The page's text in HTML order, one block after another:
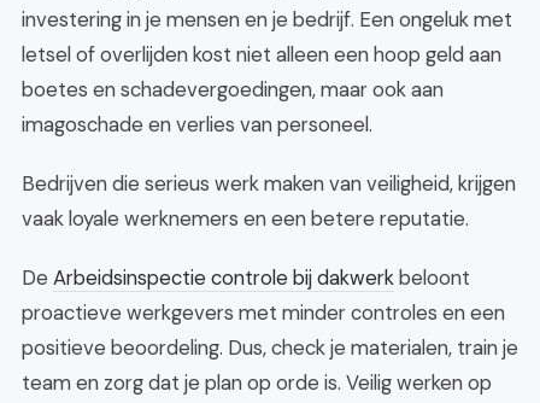
investering in je mensen en je bedrijf. Een ongeluk met
letsel of overlijden kost niet alleen een hoop geld aan
boetes en schadevergoedingen, maar ook aan
imagoschade en verlies van personeel.
Bedrijven die serieus werk maken van veiligheid, krijgen
vaak loyale werknemers en een betere reputatie.
De Arbeidsinspectie controle bij dakwerkbeloont
proactieve werkgevers met minder controles en een
positieve beoordeling. Dus, check je materialen, train je
team en zorg dat je plan op orde is. Veilig werken op